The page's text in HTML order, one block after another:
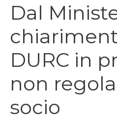
Dal
DURC in
non
socio